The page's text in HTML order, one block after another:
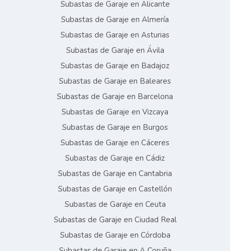
Subastas de Garaje en Alicante
Subastas de Garaje en Almería
Subastas de Garaje en Asturias
Subastas de Garaje en Ávila
Subastas de Garaje en Badajoz
Subastas de Garaje en Baleares
Subastas de Garaje en Barcelona
Subastas de Garaje en Vizcaya
Subastas de Garaje en Burgos
Subastas de Garaje en Cáceres
Subastas de Garaje en Cádiz
Subastas de Garaje en Cantabria
Subastas de Garaje en Castellón
Subastas de Garaje en Ceuta
Subastas de Garaje en Ciudad Real
Subastas de Garaje en Córdoba